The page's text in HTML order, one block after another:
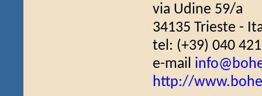
via Udine 59/a
34135 Trieste -
tel: (+39) 040
e-mail
http://